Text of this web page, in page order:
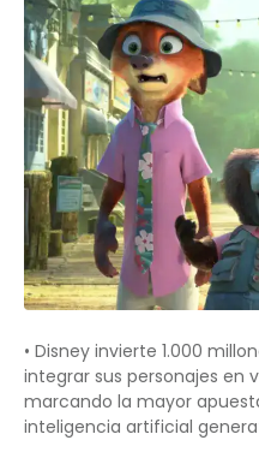
• Disney invierte 1.000
integrar sus personajes en
marcando la mayor
inteligencia artificial